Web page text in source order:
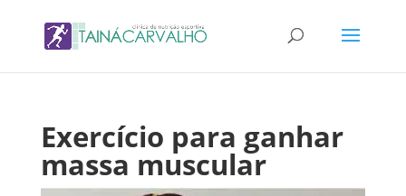
Exercício para ganhar
massa muscular